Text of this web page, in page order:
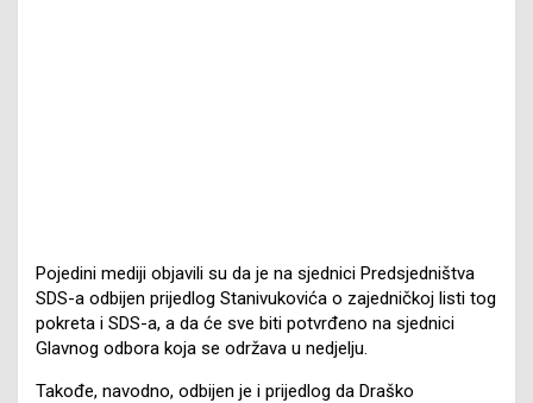
Pojedini mediji objavili su da je na sjednici Predsjedništva
SDS-a odbijen prijedlog Stanivukovića o zajedničkoj listi tog
pokreta i SDS-a, a da će sve biti potvrđeno na sjednici
Glavnog odbora koja se održava u nedjelju.
Takođe, navodno, odbijen je i prijedlog da Draško